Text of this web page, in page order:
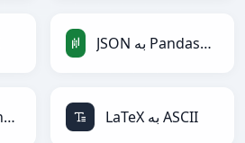
JSON به PandasDataFrame
LaTeX به ActionScript LaTeX به ASCII